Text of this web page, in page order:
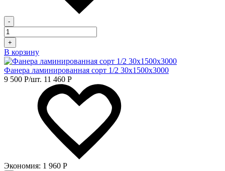
-
+
В корзину
Фанера ламинированная сорт 1/2 30х1500х3000
9 500 Р/шт. 11 460 Р
Экономия: 1 960 Р